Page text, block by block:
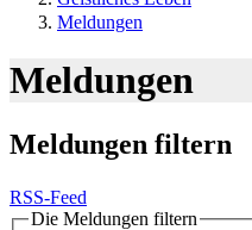
Meldungen
Meldungen
Meldungen filtern
RSS-Feed
Die Meldungen filtern